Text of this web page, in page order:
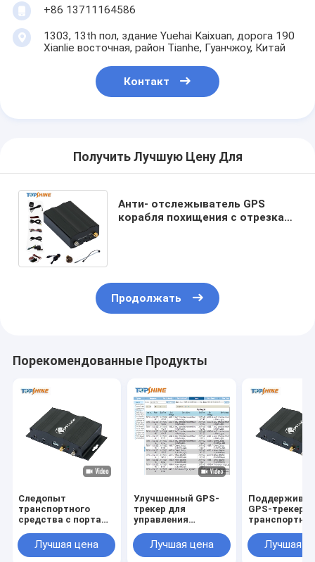
+86 13711164586
1303, 13th пол, здание Yuehai Kaixuan, дорога 190
Xianlie восточная, район Tianhe, Гуанчжоу, Китай
Контакт
Получить Лучшую Цену Для
Анти- отслежыватель GPS
корабля похищения с отрезка
Продолжать
Порекомендованные Продукты
Следопыт
транспортного
средства с портами
связи 2G/3G/4G,
сигнализацией
Лучшая цена
Улучшенный GPS-
трекер для
управления
с дополнительным
идентификатором
Лучшая цена
GPS-трекер
SOS иЛучшая